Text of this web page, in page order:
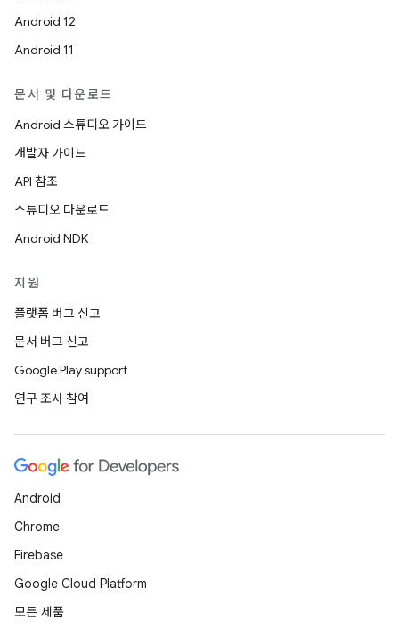
Android 12
Android 11
문서 및 다운로드
Android 스튜디오 가이드
개발자 가이드
API 참조
스튜디오 다운로드
Android NDK
지원
플랫폼 버그 신고
문서 버그 신고
Google Play support
연구 조사 참여
Android
Chrome
Firebase
Google Cloud Platform
모든 제품